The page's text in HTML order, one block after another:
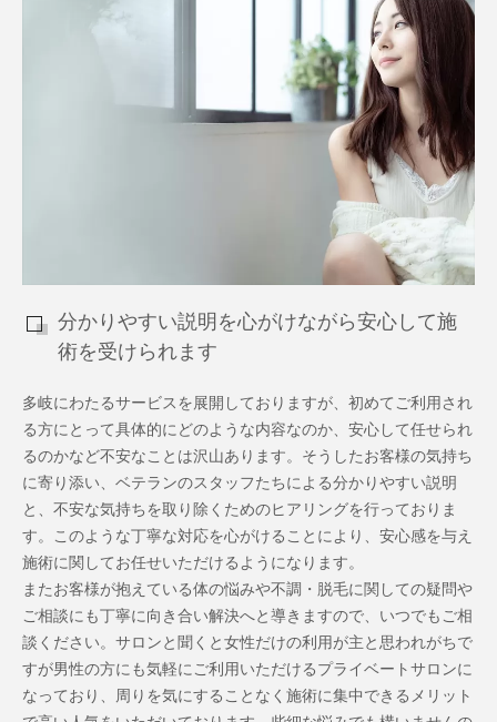
分かりやすい説明を心がけながら安心して施
術を受けられます
多岐にわたるサービスを展開しておりますが、初めてご利用され
る方にとって具体的にどのような内容なのか、安心して任せられ
るのかなど不安なことは沢山あります。そうしたお客様の気持ち
に寄り添い、ベテランのスタッフたちによる分かりやすい説明
と、不安な気持ちを取り除くためのヒアリングを行っておりま
す。このような丁寧な対応を心がけることにより、安心感を与え
施術に関してお任せいただけるようになります。
またお客様が抱えている体の悩みや不調・脱毛に関しての疑問や
ご相談にも丁寧に向き合い解決へと導きますので、いつでもご相
談ください。サロンと聞くと女性だけの利用が主と思われがちで
すが男性の方にも気軽にご利用いただけるプライベートサロンに
なっており、周りを気にすることなく施術に集中できるメリット